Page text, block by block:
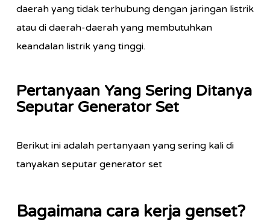
daerah yang tidak terhubung dengan jaringan listrik
atau di daerah-daerah yang membutuhkan
keandalan listrik yang tinggi.
Pertanyaan Yang Sering Ditanya
Seputar Generator Set
Berikut ini adalah pertanyaan yang sering kali di
tanyakan seputar generator set
Bagaimana cara kerja genset?